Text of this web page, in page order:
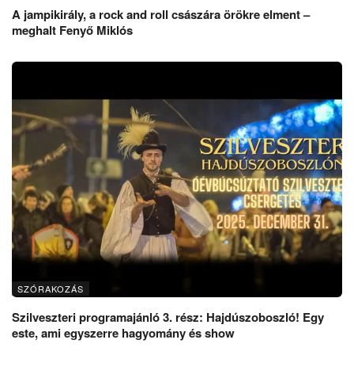
A jampikirály, a rock and roll császára örökre elment –
meghalt Fenyő Miklós
SZÓRAKOZÁS
Szilveszteri programajánló 3. rész: Hajdúszoboszló! Egy
este, ami egyszerre hagyomány és show